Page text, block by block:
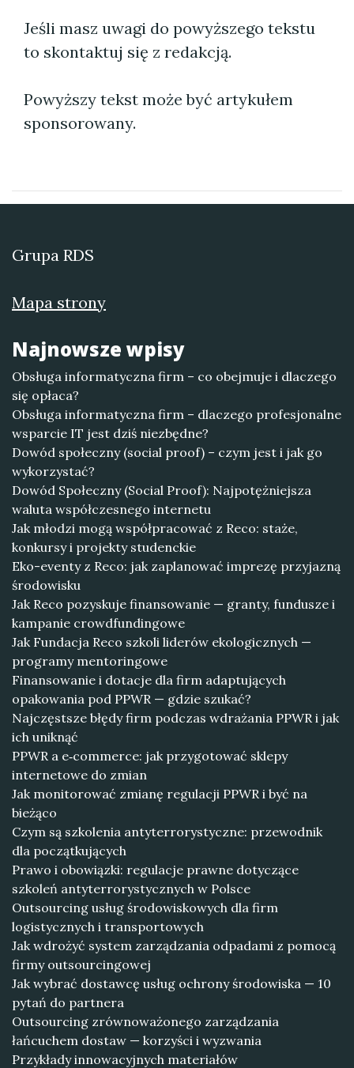
Jeśli masz uwagi do powyższego tekstu
to skontaktuj się z redakcją.
Powyższy tekst może być artykułem
sponsorowany.
Grupa RDS
Mapa strony
Najnowsze wpisy
Obsługa informatyczna firm – co obejmuje i dlaczego
się opłaca?
Obsługa informatyczna firm – dlaczego profesjonalne
wsparcie IT jest dziś niezbędne?
Dowód społeczny (social proof) – czym jest i jak go
wykorzystać?
Dowód Społeczny (Social Proof): Najpotężniejsza
waluta współczesnego internetu
Jak młodzi mogą współpracować z Reco: staże,
konkursy i projekty studenckie
Eko-eventy z Reco: jak zaplanować imprezę przyjazną
środowisku
Jak Reco pozyskuje finansowanie — granty, fundusze i
kampanie crowdfundingowe
Jak Fundacja Reco szkoli liderów ekologicznych —
programy mentoringowe
Finansowanie i dotacje dla firm adaptujących
opakowania pod PPWR — gdzie szukać?
Najczęstsze błędy firm podczas wdrażania PPWR i jak
ich uniknąć
PPWR a e‑commerce: jak przygotować sklepy
internetowe do zmian
Jak monitorować zmianę regulacji PPWR i być na
bieżąco
Czym są szkolenia antyterrorystyczne: przewodnik
dla początkujących
Prawo i obowiązki: regulacje prawne dotyczące
szkoleń antyterrorystycznych w Polsce
Outsourcing usług środowiskowych dla firm
logistycznych i transportowych
Jak wdrożyć system zarządzania odpadami z pomocą
firmy outsourcingowej
Jak wybrać dostawcę usług ochrony środowiska — 10
pytań do partnera
Outsourcing zrównoważonego zarządzania
łańcuchem dostaw — korzyści i wyzwania
Przykłady innowacyjnych materiałów